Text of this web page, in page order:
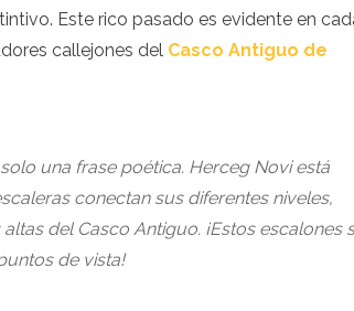
Este rico pasado es evidente en
callejones del Casco Antiguo de
una frase poética. Herceg Novi está
conectan sus diferentes niveles,
del Casco Antiguo. ¡Estos escalones
de vista!